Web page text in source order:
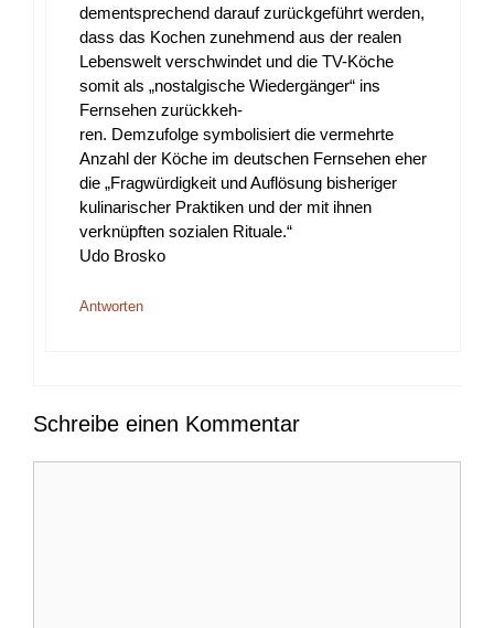
dementsprechend darauf zurückgeführt werden,
dass das Kochen zunehmend aus der realen
Lebenswelt verschwindet und die TV-Köche
somit als „nostalgische Wiedergänger“ ins
Fernsehen zurückkeh-
ren. Demzufolge symbolisiert die vermehrte
Anzahl der Köche im deutschen Fernsehen eher
die „Fragwürdigkeit und Auflösung bisheriger
kulinarischer Praktiken und der mit ihnen
verknüpften sozialen Rituale.“
Udo Brosko
Antworten
Schreibe einen Kommentar